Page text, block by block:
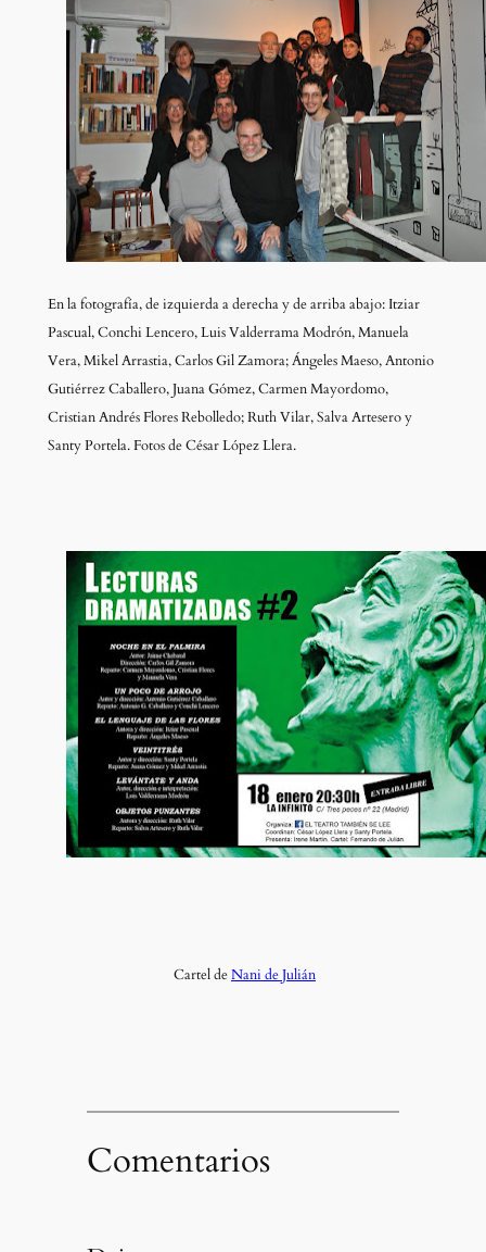
En la fotografía, de izquierda a derecha y de arriba abajo: Itziar
Pascual, Conchi Lencero, Luis Valderrama Modrón, Manuela
Vera, Mikel Arrastia, Carlos Gil Zamora; Ángeles Maeso, Antonio
Gutiérrez Caballero, Juana Gómez, Carmen Mayordomo,
Cristian Andrés Flores Rebolledo; Ruth Vilar, Salva Artesero y
Santy Portela. Fotos de César López Llera.
Cartel deNani de Julián
Comentarios